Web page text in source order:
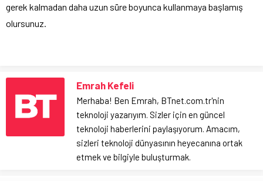
gerek kalmadan daha uzun süre boyunca kullanmaya başlamış
olursunuz.
Emrah Kefeli
Merhaba! Ben Emrah, BTnet.com.tr'nin
teknoloji yazarıyım. Sizler için en güncel
teknoloji haberlerini paylaşıyorum. Amacım,
sizleri teknoloji dünyasının heyecanına ortak
etmek ve bilgiyle buluşturmak.